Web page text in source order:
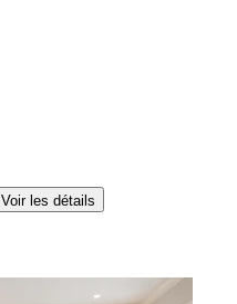
Voir les détails